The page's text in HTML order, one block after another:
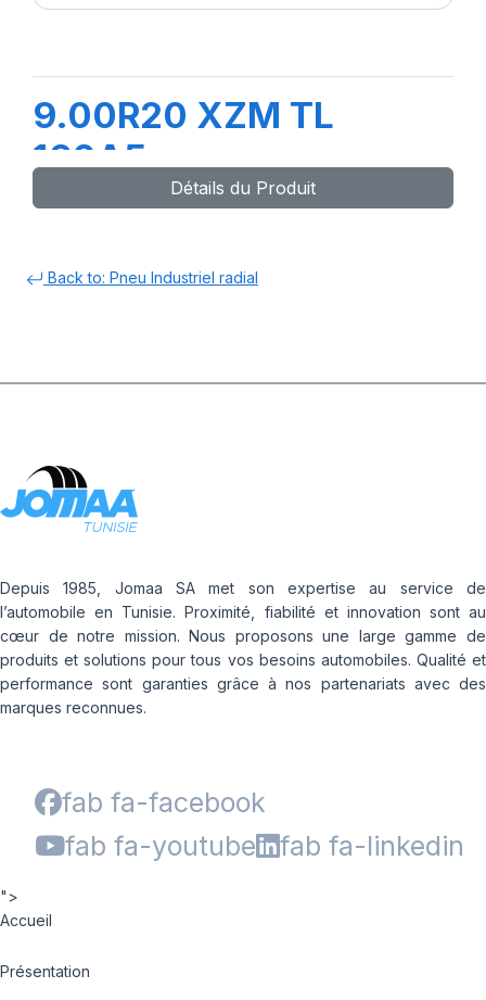
9.00R20 XZM TL
160A5
Détails du Produit
Back to: Pneu Industriel radial
Depuis 1985, Jomaa SA met son expertise au service de
l’automobile en Tunisie. Proximité, fiabilité et innovation sont au
cœur de notre mission. Nous proposons une large gamme de
produits et solutions pour tous vos besoins automobiles. Qualité et
performance sont garanties grâce à nos partenariats avec des
marques reconnues.
fab fa-facebook
fab fa-youtube
fab fa-linkedin
">
Accueil
Présentation